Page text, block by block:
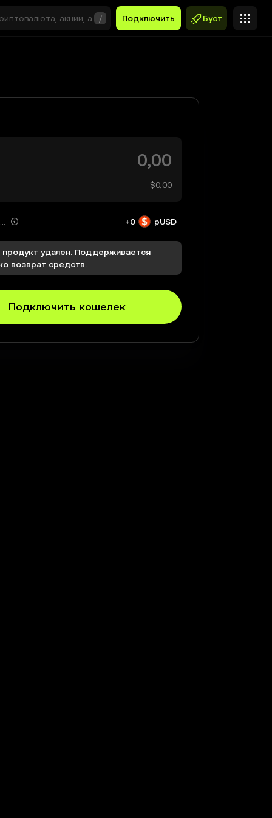
/ Подключить Буст
$0,00
+0 pUSD
продукт удален. Поддерживается
возврат средств.
Подключить кошелек